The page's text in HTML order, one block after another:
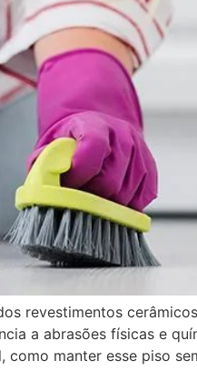
revestimentos
a abrasões físicas e
manter esse piso